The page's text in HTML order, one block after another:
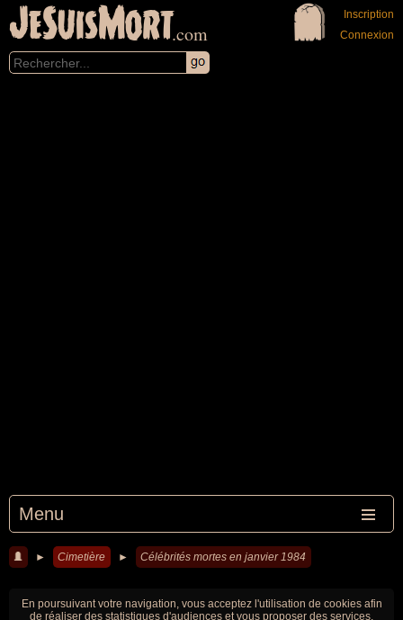
JeSuisMort.com
Menu
Inscription
Connexion
► Cimetière ► Célébrités mortes en janvier 1984
En poursuivant votre navigation, vous acceptez l'utilisation de cookies afin
de réaliser des statistiques d'audiences et vous proposer des services,